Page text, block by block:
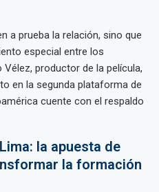
a prueba la relación, sino que
especial entre los
productor de la película,
en la segunda plataforma de
cuente con el respaldo
la apuesta de
la formación